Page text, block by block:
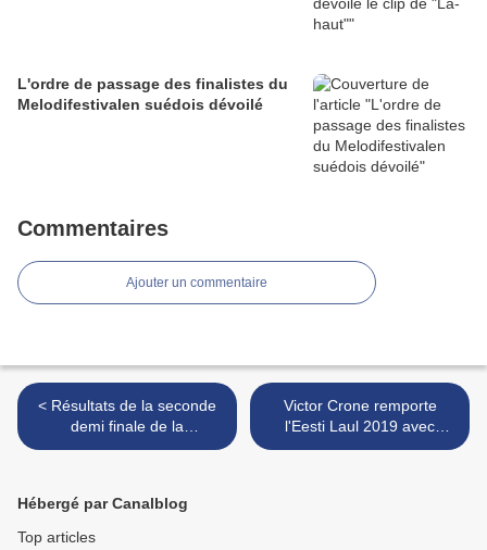
L'ordre de passage des finalistes du
Melodifestivalen suédois dévoilé
Commentaires
Ajouter un commentaire
< Résultats de la seconde
demi finale de la
présélection hongroise
Victor Crone remporte
l'Eesti Laul 2019 avec
"Storm" et représentera
Hébergé par Canalblog
Top articles